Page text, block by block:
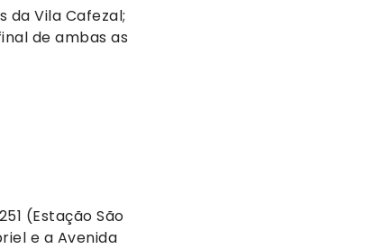
da Vila Cafezal;
de ambas as
(Estação São
e a Avenida